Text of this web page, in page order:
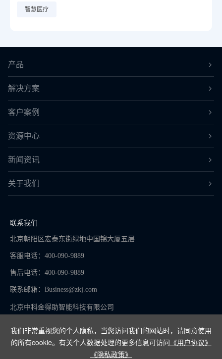
我们非常重视您的个人隐私，当您访问我们的网站时，请同意使用
的所有cookie。有关个人数据处理的更多信息可访问 《用户协议》
《隐私政策》
智慧医疗
产品
解决方案
客户案例
资源中心
新闻资讯
关于我们
联系我们
北京朝阳区宏泰东街绿地中国锦大厦五层
客服电话：400-090-9889
售后电话：400-090-9889
联系邮箱： Business@zkj.com
北京中科金得助智能科技有限公司
京ICP备16065273号-9